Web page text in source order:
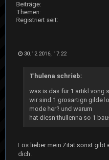
Beiträge:
Themen:
Registriert seit:
30.12.2016, 17:22
Thulena schrieb:
was is das für 1 artikl vong
wir sind 1 grosartign gilde
mode her? und warum
hat diesn thullenna so 1
Lös lieber mein Zitat sonst gibt
dich.